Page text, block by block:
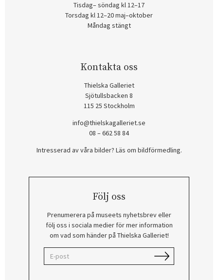
Tisdag– söndag kl 12–17
Torsdag kl 12–20 maj–oktober
Måndag stängt
Kontakta oss
Thielska Galleriet
Sjötullsbacken 8
115 25 Stockholm
info@thielskagalleriet.se
08 – 662 58 84
Intresserad av våra bilder? Läs om bildförmedling.
Följ oss
Prenumerera på museets nyhetsbrev eller
följ oss i sociala medier för mer information
om vad som händer på Thielska Galleriet!